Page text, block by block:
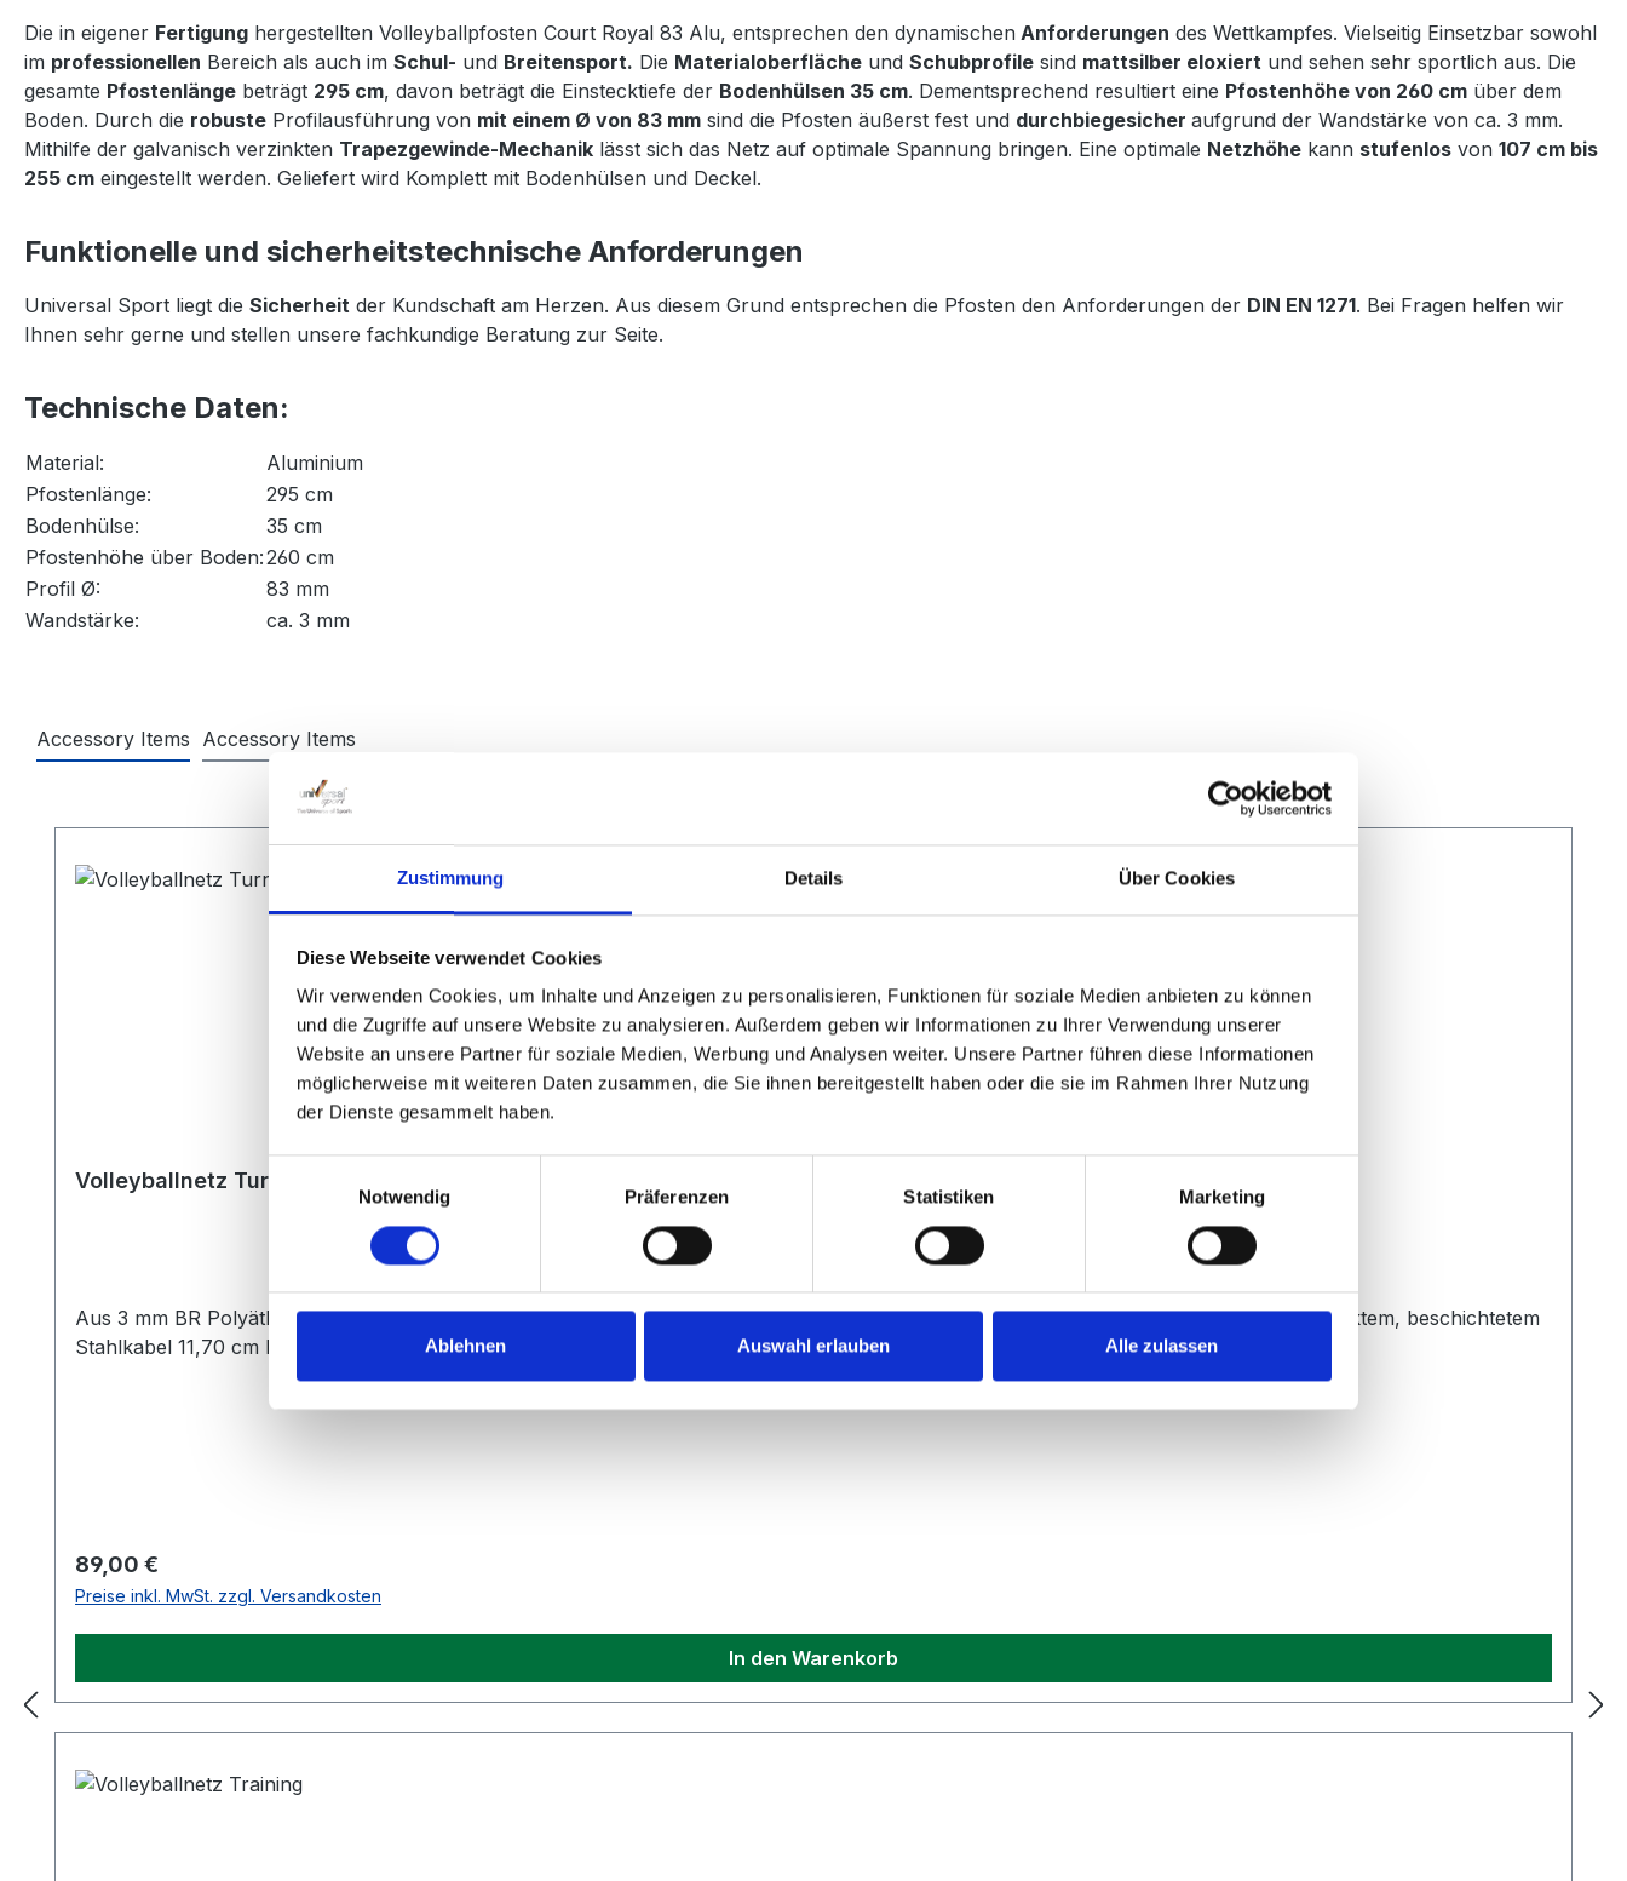
Zustimmung Details Über Cookies
Diese Webseite verwendet Cookies
Wir verwenden Cookies, um Inhalte und Anzeigen zu personalisieren, Funktionen für soziale Medien anbieten zu können
und die Zugriffe auf unsere Website zu analysieren. Außerdem geben wir Informationen zu Ihrer Verwendung unserer
Website an unsere Partner für soziale Medien, Werbung und Analysen weiter. Unsere Partner führen diese Informationen
möglicherweise mit weiteren Daten zusammen, die Sie ihnen bereitgestellt haben oder die sie im Rahmen Ihrer Nutzung
der Dienste gesammelt haben.
Notwendig
Präferenzen Statistiken Marketing
Ablehnen Auswahl erlauben Alle zulassen
Die in eigener Fertigung hergestellten Volleyballpfosten Court Royal 83 Alu, entsprechen den dynamischen Anforderungen des Wettkampfes. Vielseitig Einsetzbar sowohl
im professionellen Bereich als auch im Schul- und Breitensport. Die Materialoberfläche und Schubprofile sind mattsilber eloxiert und sehen sehr sportlich aus. Die
gesamte Pfostenlänge beträgt 295 cm, davon beträgt die Einstecktiefe der Bodenhülsen 35 cm. Dementsprechend resultiert eine Pfostenhöhe von 260 cm über dem
Boden. Durch die robuste Profilausführung von mit einem Ø von 83 mm sind die Pfosten äußerst fest und durchbiegesicher aufgrund der Wandstärke von ca. 3 mm.
Mithilfe der galvanisch verzinkten Trapezgewinde-Mechanik lässt sich das Netz auf optimale Spannung bringen. Eine optimale Netzhöhe kann stufenlos von 107 cm bis
255 cm eingestellt werden. Geliefert wird Komplett mit Bodenhülsen und Deckel.
Funktionelle und sicherheitstechnische Anforderungen
Universal Sport liegt die Sicherheit der Kundschaft am Herzen. Aus diesem Grund entsprechen die Pfosten den Anforderungen der DIN EN 1271. Bei Fragen helfen wir
Ihnen sehr gerne und stellen unsere fachkundige Beratung zur Seite.
Technische Daten:
Material:
Aluminium
Pfostenlänge:
295 cm
Bodenhülse:
35 cm
Pfostenhöhe über Boden:260 cm
Profil Ø:
83 mm
Wandstärke:
ca. 3 mm
Accessory Items Accessory Items
Produktgalerie überspringen
Volleyballnetz Turnier
Aus 3 mm BR Polyäthylen Flechtleine schwarz braided, Maschenweite 100 mm, 9,5 x 1 m. Weiße PVC Einfassung 100 mm, mit 5 mm verzinktem, beschichtetem
Stahlkabel 11,70 cm lang.
Regulärer Preis:
89,00 €
Preise inkl. MwSt. zzgl. Versandkosten
In den Warenkorb